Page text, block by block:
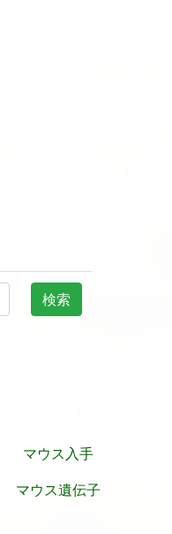
マウス入手
マウス遺伝子